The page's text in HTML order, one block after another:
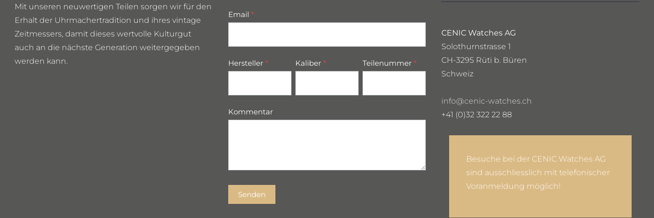
Mit unseren neuwertigen Teilen sorgen wir für den
Erhalt der Uhrmachertradition und ihres vintage
Zeitmessers, damit dieses wertvolle Kulturgut
auch an die nächste Generation weitergegeben
werden kann.
Email *
Hersteller * Kaliber * Teilenummer*
Kommentar
Senden
CENIC Watches AG
Solothurnstrasse 1
CH-3295 Rüti b. Büren
Schweiz
info@cenic-watches.ch
+41 (0)32 322 22 88
Besuche bei der CENIC Watches AG
sind ausschliesslich mit telefonischer
Voranmeldung möglich!